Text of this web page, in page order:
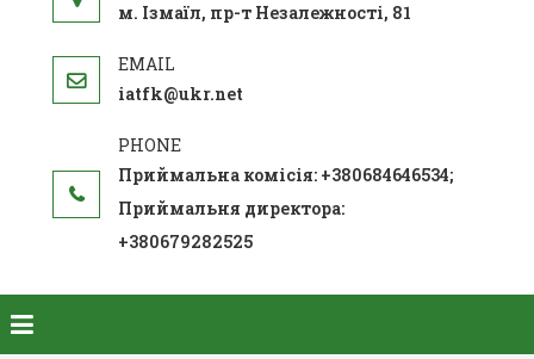
м. Ізмаїл, пр-т Незалежності, 81
iatfk@ukr.net
Приймальна комісія: +380684646534;
Приймальня директора:
+380679282525